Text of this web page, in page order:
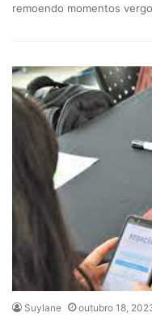
remoendo momentos
Suylane outubro 18,